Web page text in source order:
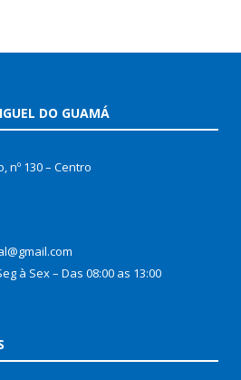
DO GUAMÁ
nº 130 – Centro
à Sex – Das 08:00 as 13:00